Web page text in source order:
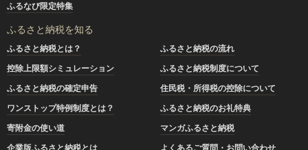
ふるなび限定特集
ふるさと納税を知る
ふるさと納税とは？
ふるさと納税の流れ
控除上限額シミュレーション
ふるさと納税制度について
ふるさと納税の確定申告
住民税・所得税の控除について
ワンストップ特例制度とは？
ふるさと納税のお礼特典
寄附金の使い道
マンガふるさと納税
企業版ふるさと納税とは
よくあるご質問・お問い合わせ